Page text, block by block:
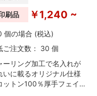
刷品 ￥1,240 ~
個の場合 (税込)
ご注文数： 30 個
ーリング加工で名入れが
いに載るオリジナル仕様
ットン100％厚手フェイス